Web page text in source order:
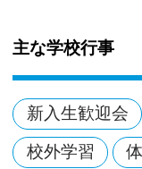
主な学校行事
新入生歓迎会
校外学習